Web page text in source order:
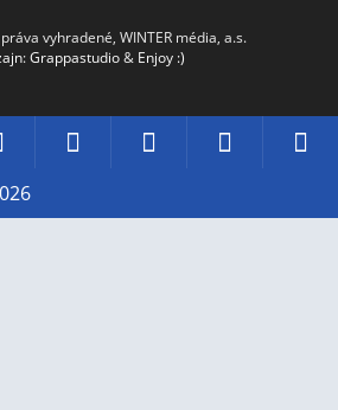
vyhradené, WINTER média, a.s.
:Grappastudio& Enjoy :)
FacebookTwitterYouTube